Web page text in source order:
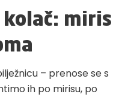
miris
– prenose se s
ih po mirisu, po